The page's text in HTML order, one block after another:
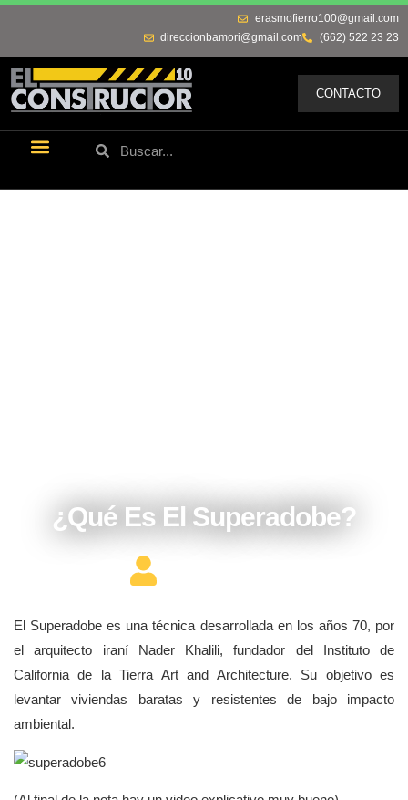
(662) 522 23 23
direccionbamori@gmail.com
erasmofierro100@gmail.com
CONTACTO
¿Qué Es El Superadobe?
El Superadobe es una técnica desarrollada en los años 70, por
el arquitecto iraní Nader Khalili, fundador del Instituto de
California de la Tierra Art and Architecture. Su objetivo es
levantar viviendas baratas y resistentes de bajo impacto
ambiental.